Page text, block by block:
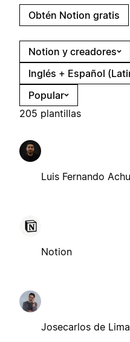
Obtén Notion gratis
Notion y creadores
Inglés + Español
Popular
205 plantillas
Luis Fernando
Notion
Josecarlos de Lima